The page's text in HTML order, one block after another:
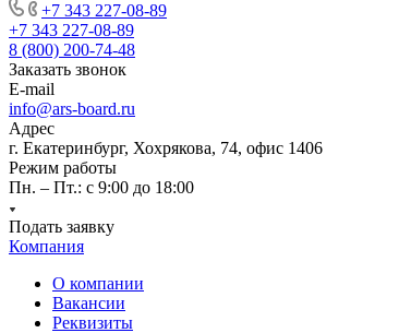
+7 343 227-08-89
+7 343 227-08-89
8 (800) 200-74-48
Заказать звонок
E-mail
info@ars-board.ru
Адрес
г. Екатеринбург, Хохрякова, 74, офис 1406
Режим работы
Пн. – Пт.: с 9:00 до 18:00
Подать заявку
Компания
О компании
Вакансии
Реквизиты